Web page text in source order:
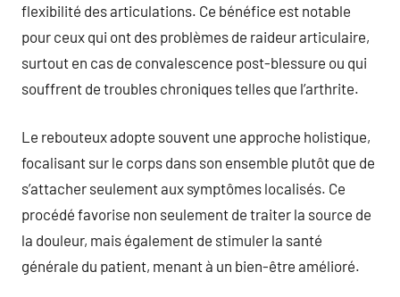
flexibilité des articulations. Ce bénéfice est notable
pour ceux qui ont des problèmes de raideur articulaire,
surtout en cas de convalescence post-blessure ou qui
souffrent de troubles chroniques telles que l’arthrite.
Le rebouteux adopte souvent une approche holistique,
focalisant sur le corps dans son ensemble plutôt que de
s’attacher seulement aux symptômes localisés. Ce
procédé favorise non seulement de traiter la source de
la douleur, mais également de stimuler la santé
générale du patient, menant à un bien-être amélioré.